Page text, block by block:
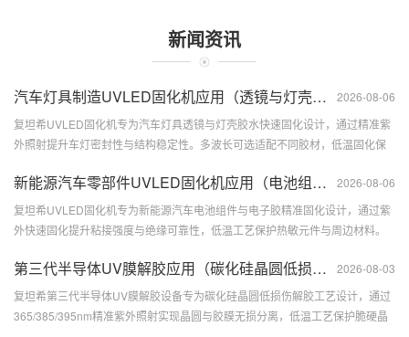
新闻资讯
2026-08-06
汽车灯具制造UVLED固化机应用（透镜与灯壳胶水快速固化）
复坦希UVLED固化机专为汽车灯具透镜与灯壳胶水快速固化设计，通过精准紫
外照射提升车灯密封性与结构稳定性。多波长可选适配不同胶材，低温固化保
2026-08-06
新能源汽车零部件UVLED固化机应用（电池组件与电子胶精准固
复坦希UVLED固化机专为新能源汽车电池组件与电子胶精准固化设计，通过紫
外快速固化提升粘接强度与绝缘可靠性，低温工艺保护热敏元件与周边材料。
2026-08-03
第三代半导体UV膜解胶应用（碳化硅晶圆低损伤解胶工艺）
复坦希第三代半导体UV膜解胶设备专为碳化硅晶圆低损伤解胶工艺设计，通过
365/385/395nm精准紫外照射实现晶圆与胶膜无损分离，低温工艺保护脆硬晶